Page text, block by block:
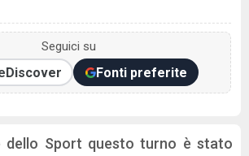
Seguici su
Discover Fonti preferite
dello Sport questo turno è stato